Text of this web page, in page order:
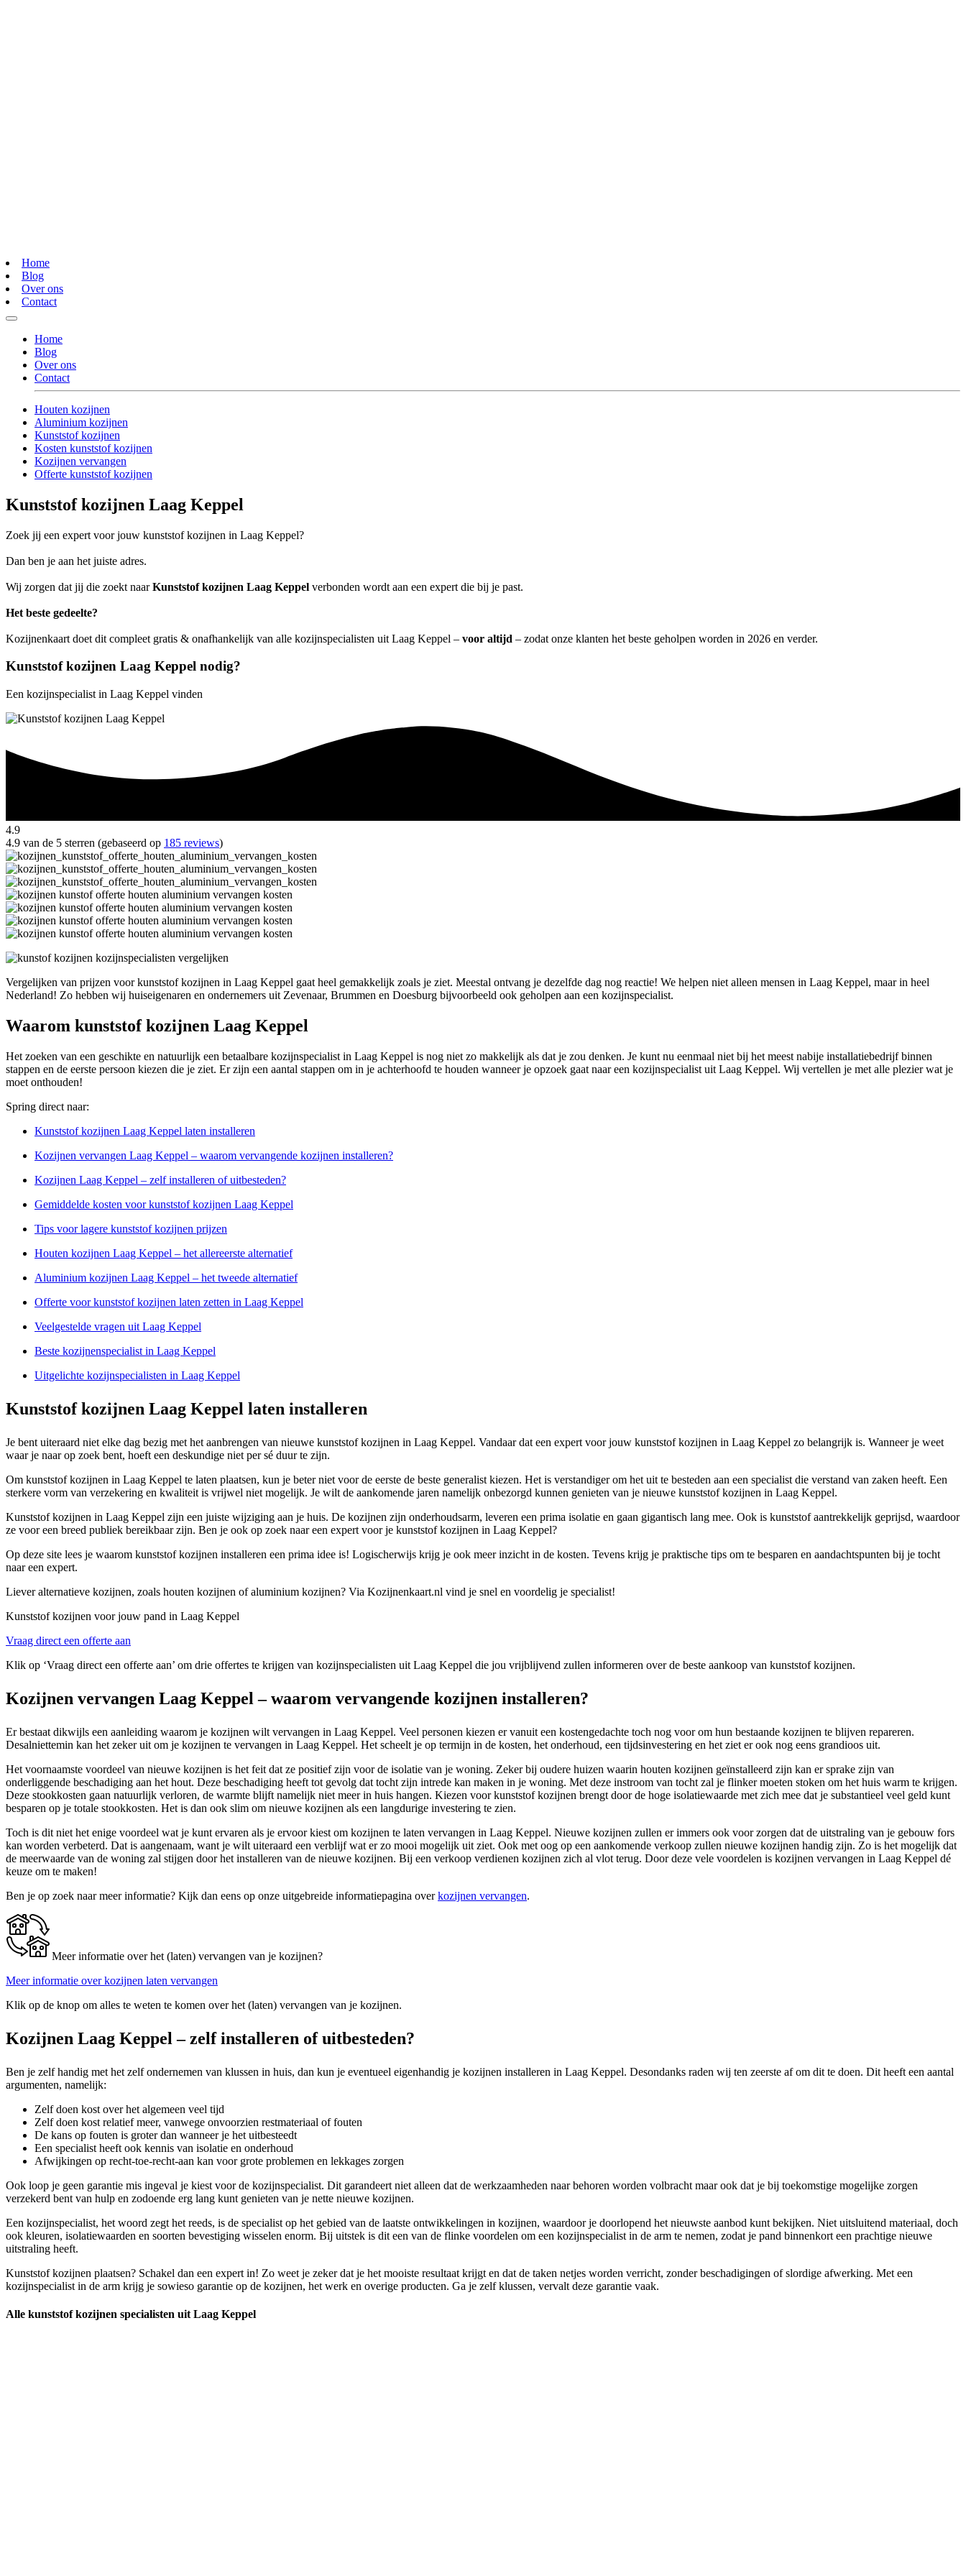
Home
Blog
Over ons
Contact
Home
Blog
Over ons
Contact
Houten kozijnen
Aluminium kozijnen
Kunststof kozijnen
Kosten kunststof kozijnen
Kozijnen vervangen
Offerte kunststof kozijnen
Kunststof kozijnen Laag Keppel
Zoek jij een expert voor jouw kunststof kozijnen in Laag Keppel?
Dan ben je aan het juiste adres.
Wij zorgen dat jij die zoekt naarKunststof kozijnen Laag Keppel verbonden wordt aan een expert die bij je past.
Het beste gedeelte?
Kozijnenkaart doet dit compleet gratis & onafhankelijk van alle kozijnspecialisten uit Laag Keppel – voor altijd – zodat onze klanten het beste geholpen worden in 2026 en verder.
Kunststof kozijnen Laag Keppel nodig?
Een kozijnspecialist in Laag Keppel vinden
4.9
4.9 van de 5 sterren (gebaseerd op 185 reviews)
Vergelijken van prijzen voor kunststof kozijnen in Laag Keppel gaat heel gemakkelijk zoals je ziet. Meestal ontvang je dezelfde dag nog reactie! We helpen niet alleen mensen in Laag Keppel, maar in heel
Nederland! Zo hebben wij huiseigenaren en ondernemers uit Zevenaar, Brummen en Doesburg bijvoorbeeld ook geholpen aan een kozijnspecialist.
Waarom kunststof kozijnen Laag Keppel
Het zoeken van een geschikte en natuurlijk een betaalbare kozijnspecialist in Laag Keppel is nog niet zo makkelijk als dat je zou denken. Je kunt nu eenmaal niet bij het meest nabije installatiebedrijf binnen
stappen en de eerste persoon kiezen die je ziet. Er zijn een aantal stappen om in je achterhoofd te houden wanneer je opzoek gaat naar een kozijnspecialist uit Laag Keppel. Wij vertellen je met alle plezier wat je
moet onthouden!
Spring direct naar:
Kunststof kozijnen Laag Keppel laten installeren
Kozijnen vervangen Laag Keppel – waarom vervangende kozijnen installeren?
Kozijnen Laag Keppel – zelf installeren of uitbesteden?
Gemiddelde kosten voor kunststof kozijnen Laag Keppel
Tips voor lagere kunststof kozijnen prijzen
Houten kozijnen Laag Keppel – het allereerste alternatief
Aluminium kozijnen Laag Keppel – het tweede alternatief
Offerte voor kunststof kozijnen laten zetten in Laag Keppel
Veelgestelde vragen uit Laag Keppel
Beste kozijnenspecialist in Laag Keppel
Uitgelichte kozijnspecialisten in Laag Keppel
Kunststof kozijnen Laag Keppel laten installeren
Je bent uiteraard niet elke dag bezig met het aanbrengen van nieuwe kunststof kozijnen in Laag Keppel. Vandaar dat een expert voor jouw kunststof kozijnen in Laag Keppel zo belangrijk is. Wanneer je weet
waar je naar op zoek bent, hoeft een deskundige niet per sé duur te zijn.
Om kunststof kozijnen in Laag Keppel te laten plaatsen, kun je beter niet voor de eerste de beste generalist kiezen. Het is verstandiger om het uit te besteden aan een specialist die verstand van zaken heeft. Een
sterkere vorm van verzekering en kwaliteit is vrijwel niet mogelijk. Je wilt de aankomende jaren namelijk onbezorgd kunnen genieten van je nieuwe kunststof kozijnen in Laag Keppel.
Kunststof kozijnen in Laag Keppel zijn een juiste wijziging aan je huis. De kozijnen zijn onderhoudsarm, leveren een prima isolatie en gaan gigantisch lang mee. Ook is kunststof aantrekkelijk geprijsd, waardoor
ze voor een breed publiek bereikbaar zijn. Ben je ook op zoek naar een expert voor je kunststof kozijnen in Laag Keppel?
Op deze site lees je waarom kunststof kozijnen installeren een prima idee is! Logischerwijs krijg je ook meer inzicht in de kosten. Tevens krijg je praktische tips om te besparen en aandachtspunten bij je tocht
naar een expert.
Liever alternatieve kozijnen, zoals houten kozijnen of aluminium kozijnen? Via Kozijnenkaart.nl vind je snel en voordelig je specialist!
Kunststof kozijnen voor jouw pand in Laag Keppel
Vraag direct een offerte aan
Klik op ‘Vraag direct een offerte aan’ om drie offertes te krijgen van kozijnspecialisten uit Laag Keppel die jou vrijblijvend zullen informeren over de beste aankoop van kunststof kozijnen.
Kozijnen vervangen Laag Keppel – waarom vervangende kozijnen installeren?
Er bestaat dikwijls een aanleiding waarom je kozijnen wilt vervangen in Laag Keppel. Veel personen kiezen er vanuit een kostengedachte toch nog voor om hun bestaande kozijnen te blijven repareren.
Desalniettemin kan het zeker uit om je kozijnen te vervangen in Laag Keppel. Het scheelt je op termijn in de kosten, het onderhoud, een tijdsinvestering en het ziet er ook nog eens grandioos uit.
Het voornaamste voordeel van nieuwe kozijnen is het feit dat ze positief zijn voor de isolatie van je woning. Zeker bij oudere huizen waarin houten kozijnen geïnstalleerd zijn kan er sprake zijn van
onderliggende beschadiging aan het hout. Deze beschadiging heeft tot gevolg dat tocht zijn intrede kan maken in je woning. Met deze instroom van tocht zal je flinker moeten stoken om het huis warm te krijgen.
Deze stookkosten gaan natuurlijk verloren, de warmte blijft namelijk niet meer in huis hangen. Kiezen voor kunststof kozijnen brengt door de hoge isolatiewaarde met zich mee dat je substantieel veel geld kunt
besparen op je totale stookkosten. Het is dan ook slim om nieuwe kozijnen als een langdurige investering te zien.
Toch is dit niet het enige voordeel wat je kunt ervaren als je ervoor kiest om kozijnen te laten vervangen in Laag Keppel. Nieuwe kozijnen zullen er immers ook voor zorgen dat de uitstraling van je gebouw fors
kan worden verbeterd. Dat is aangenaam, want je wilt uiteraard een verblijf wat er zo mooi mogelijk uit ziet. Ook met oog op een aankomende verkoop zullen nieuwe kozijnen handig zijn. Zo is het mogelijk dat
de meerwaarde van de woning zal stijgen door het installeren van de nieuwe kozijnen. Bij een verkoop verdienen kozijnen zich al vlot terug. Door deze vele voordelen is kozijnen vervangen in Laag Keppel dé
keuze om te maken!
Ben je op zoek naar meer informatie? Kijk dan eens op onze uitgebreide informatiepagina overkozijnen vervangen.
Meer informatie over het (laten) vervangen van je kozijnen?
Meer informatie over kozijnen laten vervangen
Klik op de knop om alles te weten te komen over het (laten) vervangen van je kozijnen.
Kozijnen Laag Keppel – zelf installeren of uitbesteden?
Ben je zelf handig met het zelf ondernemen van klussen in huis, dan kun je eventueel eigenhandig je kozijnen installeren in Laag Keppel. Desondanks raden wij ten zeerste af om dit te doen. Dit heeft een aantal
argumenten, namelijk:
Zelf doen kost over het algemeen veel tijd
Zelf doen kost relatief meer, vanwege onvoorzien restmateriaal of fouten
De kans op fouten is groter dan wanneer je het uitbesteedt
Een specialist heeft ook kennis van isolatie en onderhoud
Afwijkingen op recht-toe-recht-aan kan voor grote problemen en lekkages zorgen
Ook loop je geen garantie mis ingeval je kiest voor de kozijnspecialist. Dit garandeert niet alleen dat de werkzaamheden naar behoren worden volbracht maar ook dat je bij toekomstige mogelijke zorgen
verzekerd bent van hulp en zodoende erg lang kunt genieten van je nette nieuwe kozijnen.
Een kozijnspecialist, het woord zegt het reeds, is de specialist op het gebied van de laatste ontwikkelingen in kozijnen, waardoor je doorlopend het nieuwste aanbod kunt bekijken. Niet uitsluitend materiaal, doch
ook kleuren, isolatiewaarden en soorten bevestiging wisselen enorm. Bij uitstek is dit een van de flinke voordelen om een kozijnspecialist in de arm te nemen, zodat je pand binnenkort een prachtige nieuwe
uitstraling heeft.
Kunststof kozijnen plaatsen? Schakel dan een expert in! Zo weet je zeker dat je het mooiste resultaat krijgt en dat de taken netjes worden verricht, zonder beschadigingen of slordige afwerking. Met een
kozijnspecialist in de arm krijg je sowieso garantie op de kozijnen, het werk en overige producten. Ga je zelf klussen, vervalt deze garantie vaak.
Alle kunststof kozijnen specialisten uit Laag Keppel